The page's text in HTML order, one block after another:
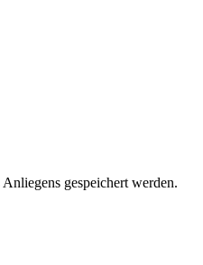
gespeichert werden.